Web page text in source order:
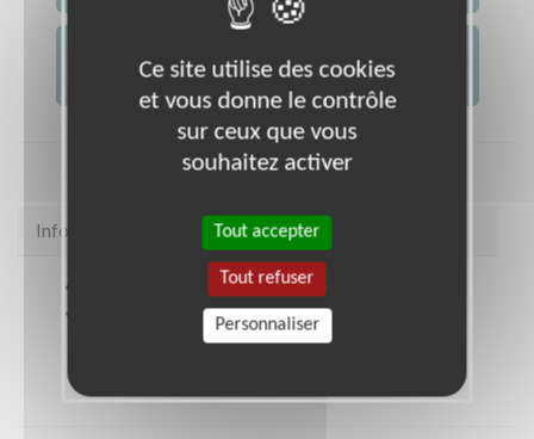
AFM -...
Infos pratiques
coordination.telethon.fr/coo/0560/
31 Rue Guillaume le Bartz Maison
des Associations VANNES (56000)
Ce site utilise des cookies
et vous donne le contrôle
sur ceux que vous
souhaitez activer
Tout accepter
Tout refuser
Personnaliser